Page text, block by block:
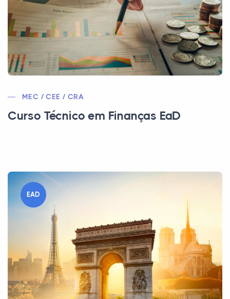
MEC / CEE / CRA
Curso Técnico em Finanças EaD
EAD